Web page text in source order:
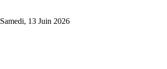
Samedi, 13 Juin 2026